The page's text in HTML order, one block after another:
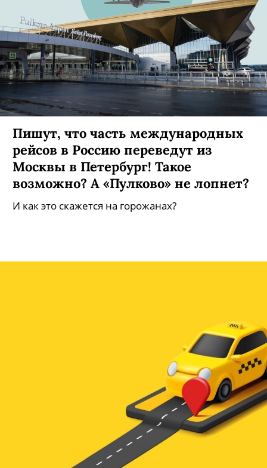
Пишут, что часть международных
рейсов в Россию переведут из
Москвы в Петербург! Такое
возможно? А «Пулково» не лопнет?